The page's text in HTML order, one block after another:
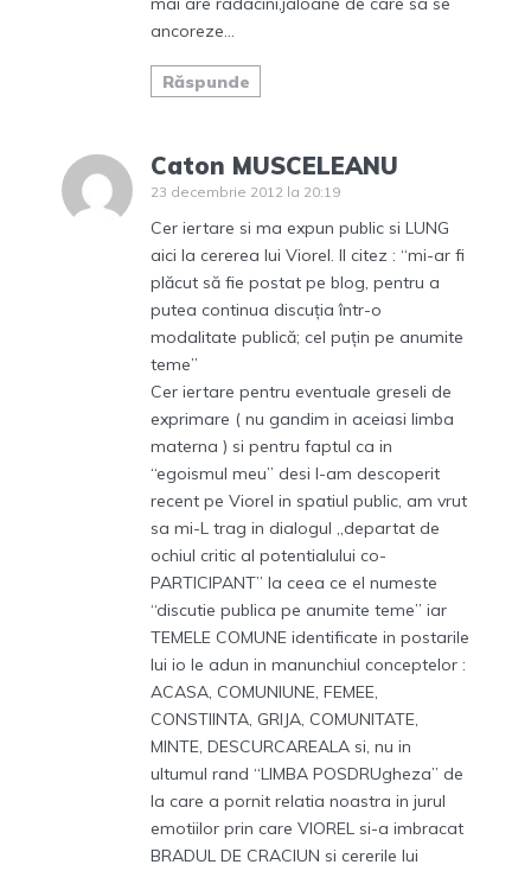
ancoreze…
Răspunde
Caton MUSCELEANU
23 decembrie 2012 la 20:19
Cer iertare si ma expun public si LUNG
aici la cererea lui Viorel. Il citez : “mi-ar fi
plăcut să fie postat pe blog, pentru a
putea continua discuția într-o
modalitate publică; cel puțin pe anumite
teme”
Cer iertare pentru eventuale greseli de
exprimare ( nu gandim in aceiasi limba
materna ) si pentru faptul ca in
“egoismul meu” desi l-am descoperit
recent pe Viorel in spatiul public, am vrut
sa mi-L trag in dialogul „departat de
ochiul critic al potentialului co-
PARTICIPANT” la ceea ce el numeste
“discutie publica pe anumite teme” iar
TEMELE COMUNE identificate in postarile
lui io le adun in manunchiul conceptelor :
ACASA, COMUNIUNE, FEMEE,
CONSTIINTA, GRIJA, COMUNITATE,
MINTE, DESCURCAREALA si, nu in
ultumul rand “LIMBA POSDRUgheza” de
la care a pornit relatia noastra in jurul
emotiilor prin care VIOREL si-a imbracat
BRADUL DE CRACIUN si cererile lui